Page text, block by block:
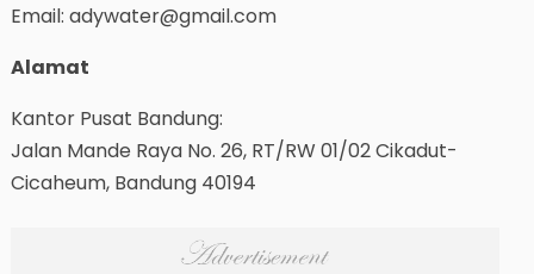
Email: adywater@gmail.com
Alamat
Kantor Pusat Bandung:
Jalan Mande Raya No. 26, RT/RW 01/02 Cikadut-
Cicaheum, Bandung 40194